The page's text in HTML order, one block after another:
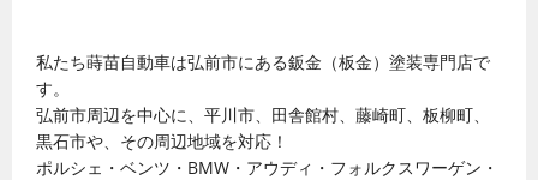
私たち蒔苗自動車は弘前市にある鈑金（板金）塗装専門店で
す。
弘前市周辺を中心に、平川市、田舎館村、藤崎町、板柳町、
黒石市や、その周辺地域を対応！
ポルシェ・ベンツ・BMW・アウディ・フォルクスワーゲン・